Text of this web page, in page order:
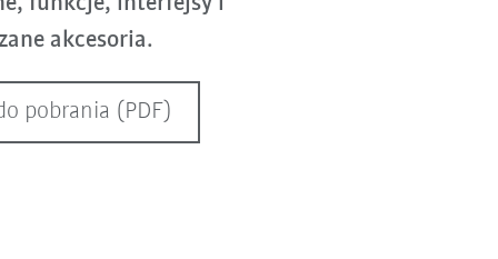
akcesoria.
pobrania (PDF)